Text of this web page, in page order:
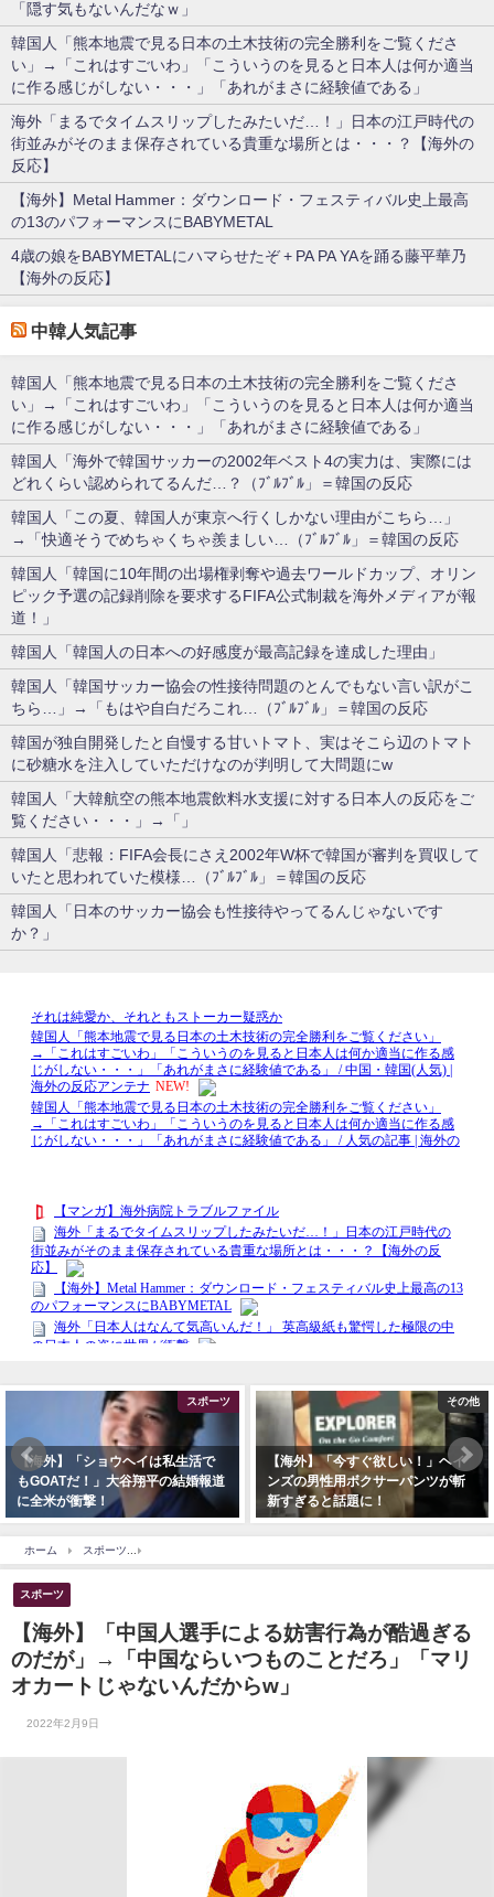
「隠す気もないんだなｗ」
韓国人「熊本地震で見る日本の土木技術の完全勝利をご覧くださ
い」→「これはすごいわ」「こういうのを見ると日本人は何か適当
に作る感じがしない・・・」「あれがまさに経験値である」
海外「まるでタイムスリップしたみたいだ…！」日本の江戸時代の
街並みがそのまま保存されている貴重な場所とは・・・？【海外の
反応】
【海外】Metal Hammer：ダウンロード・フェスティバル史上最高
の13のパフォーマンスにBABYMETAL
4歳の娘をBABYMETALにハマらせたぞ + PA PA YAを踊る藤平華乃
【海外の反応】
中韓人気記事
韓国人「熊本地震で見る日本の土木技術の完全勝利をご覧くださ
い」→「これはすごいわ」「こういうのを見ると日本人は何か適当
に作る感じがしない・・・」「あれがまさに経験値である」
韓国人「海外で韓国サッカーの2002年ベスト4の実力は、実際には
どれくらい認められてるんだ…？（ﾌﾞﾙﾌﾞﾙ」＝韓国の反応
韓国人「この夏、韓国人が東京へ行くしかない理由がこちら…」
→「快適そうでめちゃくちゃ羨ましい…（ﾌﾞﾙﾌﾞﾙ」＝韓国の反応
韓国人「韓国に10年間の出場権剥奪や過去ワールドカップ、オリン
ピック予選の記録削除を要求するFIFA公式制裁を海外メディアが報
道！」
韓国人「韓国人の日本への好感度が最高記録を達成した理由」
韓国人「韓国サッカー協会の性接待問題のとんでもない言い訳がこ
ちら…」→「もはや自白だろこれ…（ﾌﾞﾙﾌﾞﾙ」＝韓国の反応
韓国が独自開発したと自慢する甘いトマト、実はそこら辺のトマト
に砂糖水を注入していただけなのが判明して大問題にw
韓国人「大韓航空の熊本地震飲料水支援に対する日本人の反応をご
覧ください・・・」→「」
韓国人「悲報：FIFA会長にさえ2002年W杯で韓国が審判を買収して
いたと思われていた模様…（ﾌﾞﾙﾌﾞﾙ」＝韓国の反応
韓国人「日本のサッカー協会も性接待やってるんじゃないです
か？」
スポーツ
【海外】「ショウヘイは私生活で
もGOATだ！」大谷翔平の結婚報道
に全米が衝撃！
その他
【海外】「今すぐ欲しい！」ヘイ
ンズの男性用ボクサーパンツが斬
新すぎると話題に！
ホーム スポーツ
スポーツ
【海外】「中国人選手による妨害行為が酷過ぎる
のだが」→「中国ならいつものことだろ」「マリ
オカートじゃないんだからw」
2022年2月9日